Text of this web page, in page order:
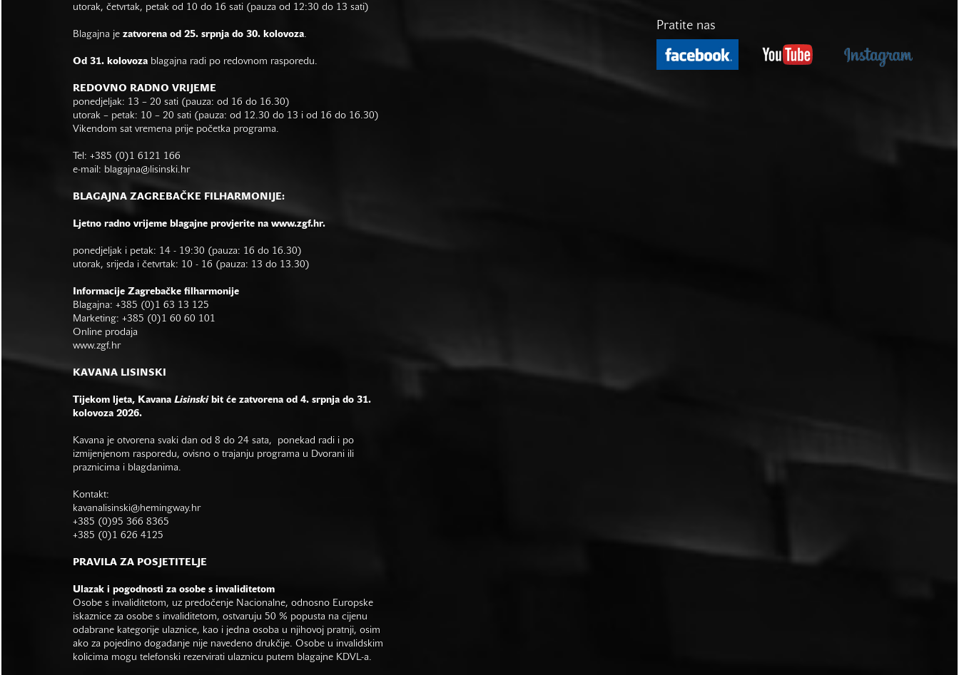
utorak, četvrtak, petak od 10 do 16 sati (pauza od 12:30 do 13 sati)
Blagajna je zatvorena od 25. srpnja do 30. kolovoza.
Od 31. kolovoza blagajna radi po redovnom rasporedu.
REDOVNO RADNO VRIJEME
ponedjeljak: 13 – 20 sati (pauza: od 16 do 16.30)
utorak – petak: 10 – 20 sati (pauza: od 12.30 do 13 i od 16 do 16.30)
Vikendom sat vremena prije početka programa.
Tel: +385 (0)1 6121 166
e-mail: blagajna@lisinski.hr
BLAGAJNA ZAGREBAČKE FILHARMONIJE:
Ljetno radno vrijeme blagajne provjerite na www.zgf.hr.
ponedjeljak i petak: 14 - 19:30 (pauza: 16 do 16.30)
utorak, srijeda i četvrtak: 10 - 16 (pauza: 13 do 13.30)
Informacije Zagrebačke filharmonije
Blagajna: +385 (0)1 63 13 125
Marketing: +385 (0)1 60 60 101
Online prodaja
www.zgf.hr
KAVANA LISINSKI
Tijekom ljeta, Kavana Lisinskibit će zatvorena od 4. srpnja do 31.
kolovoza 2026.
Kavana je otvorena svaki dan od 8 do 24 sata, ponekad radi i po
izmijenjenom rasporedu, ovisno o trajanju programa u Dvorani ili
praznicima i blagdanima.
Kontakt:
kavanalisinski@hemingway.hr
+385 (0)95 366 8365
+385 (0)1 626 4125
PRAVILA ZA POSJETITELJE
Ulazak i pogodnosti za osobe s invaliditetom
Osobe s invaliditetom, uz predočenje Nacionalne, odnosno Europske
iskaznice za osobe s invaliditetom, ostvaruju 50 % popusta na cijenu
odabrane kategorije ulaznice, kao i jedna osoba u njihovoj pratnji, osim
ako za pojedino događanje nije navedeno drukčije. Osobe u invalidskim
kolicima mogu telefonski rezervirati ulaznicu putem blagajne KDVL-a.
Pratite nas